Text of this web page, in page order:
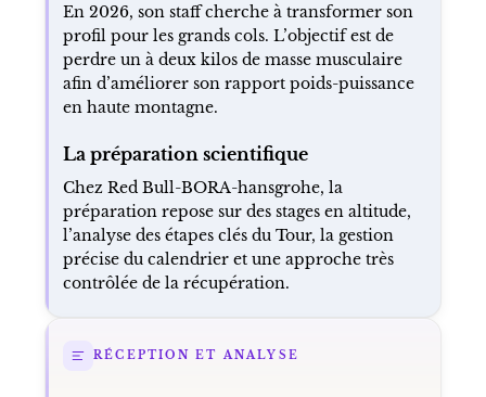
En 2026, son staff cherche à transformer son
profil pour les grands cols. L’objectif est de
perdre un à deux kilos de masse musculaire
afin d’améliorer son rapport poids-puissance
en haute montagne.
La préparation scientifique
Chez Red Bull-BORA-hansgrohe, la
préparation repose sur des stages en altitude,
l’analyse des étapes clés du Tour, la gestion
précise du calendrier et une approche très
contrôlée de la récupération.
RÉCEPTION ET ANALYSE